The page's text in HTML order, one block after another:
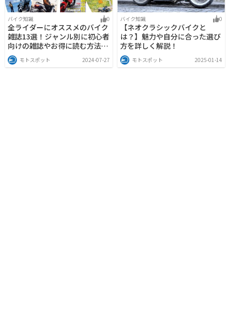
バイク知識 0
全ライダーにオススメのバイク
雑誌13選！ジャンル別に初心者
向けの雑誌やお得に読む方法も
解説 モトスポット 2024-07-27
バイク知識 0
【ネオクラシックバイクと
は？】魅力や自分に合った選び
方を詳しく解説！
モトスポット 2025-01-14